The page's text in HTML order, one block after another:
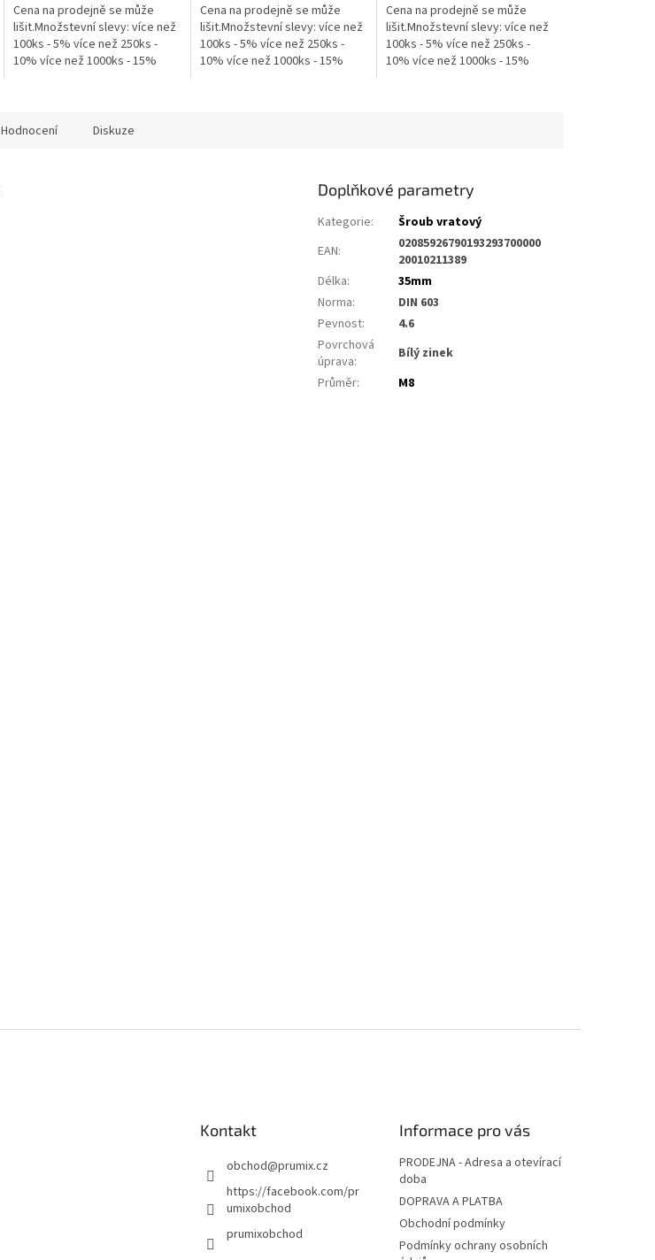
Cena na prodejně se může
lišit.Množstevní slevy: více než
100ks - 5% více než 250ks -
10% více než 1000ks - 15%
Cena na prodejně se může
lišit.Množstevní slevy: více než
100ks - 5% více než 250ks -
10% více než 1000ks - 15%
Cena na prodejně se může
lišit.Množstevní slevy: více než
100ks - 5% více než 250ks -
10% více než 1000ks - 15%
Hodnocení Diskuze
Doplňkové parametry
Kategorie:
Šroub vratový
EAN:
02085926790193293700000
20010211389
Délka:
35mm
Norma:
DIN 603
Pevnost:
4.6
Povrchová
úprava:
Bílý zinek
Průměr: M8
Kontakt
obchod@prumix.cz
https://facebook.com/pr
umixobchod
prumixobchod
Informace pro vás
PRODEJNA - Adresa a otevírací
doba
DOPRAVA A PLATBA
Obchodní podmínky
Podmínky ochrany osobních